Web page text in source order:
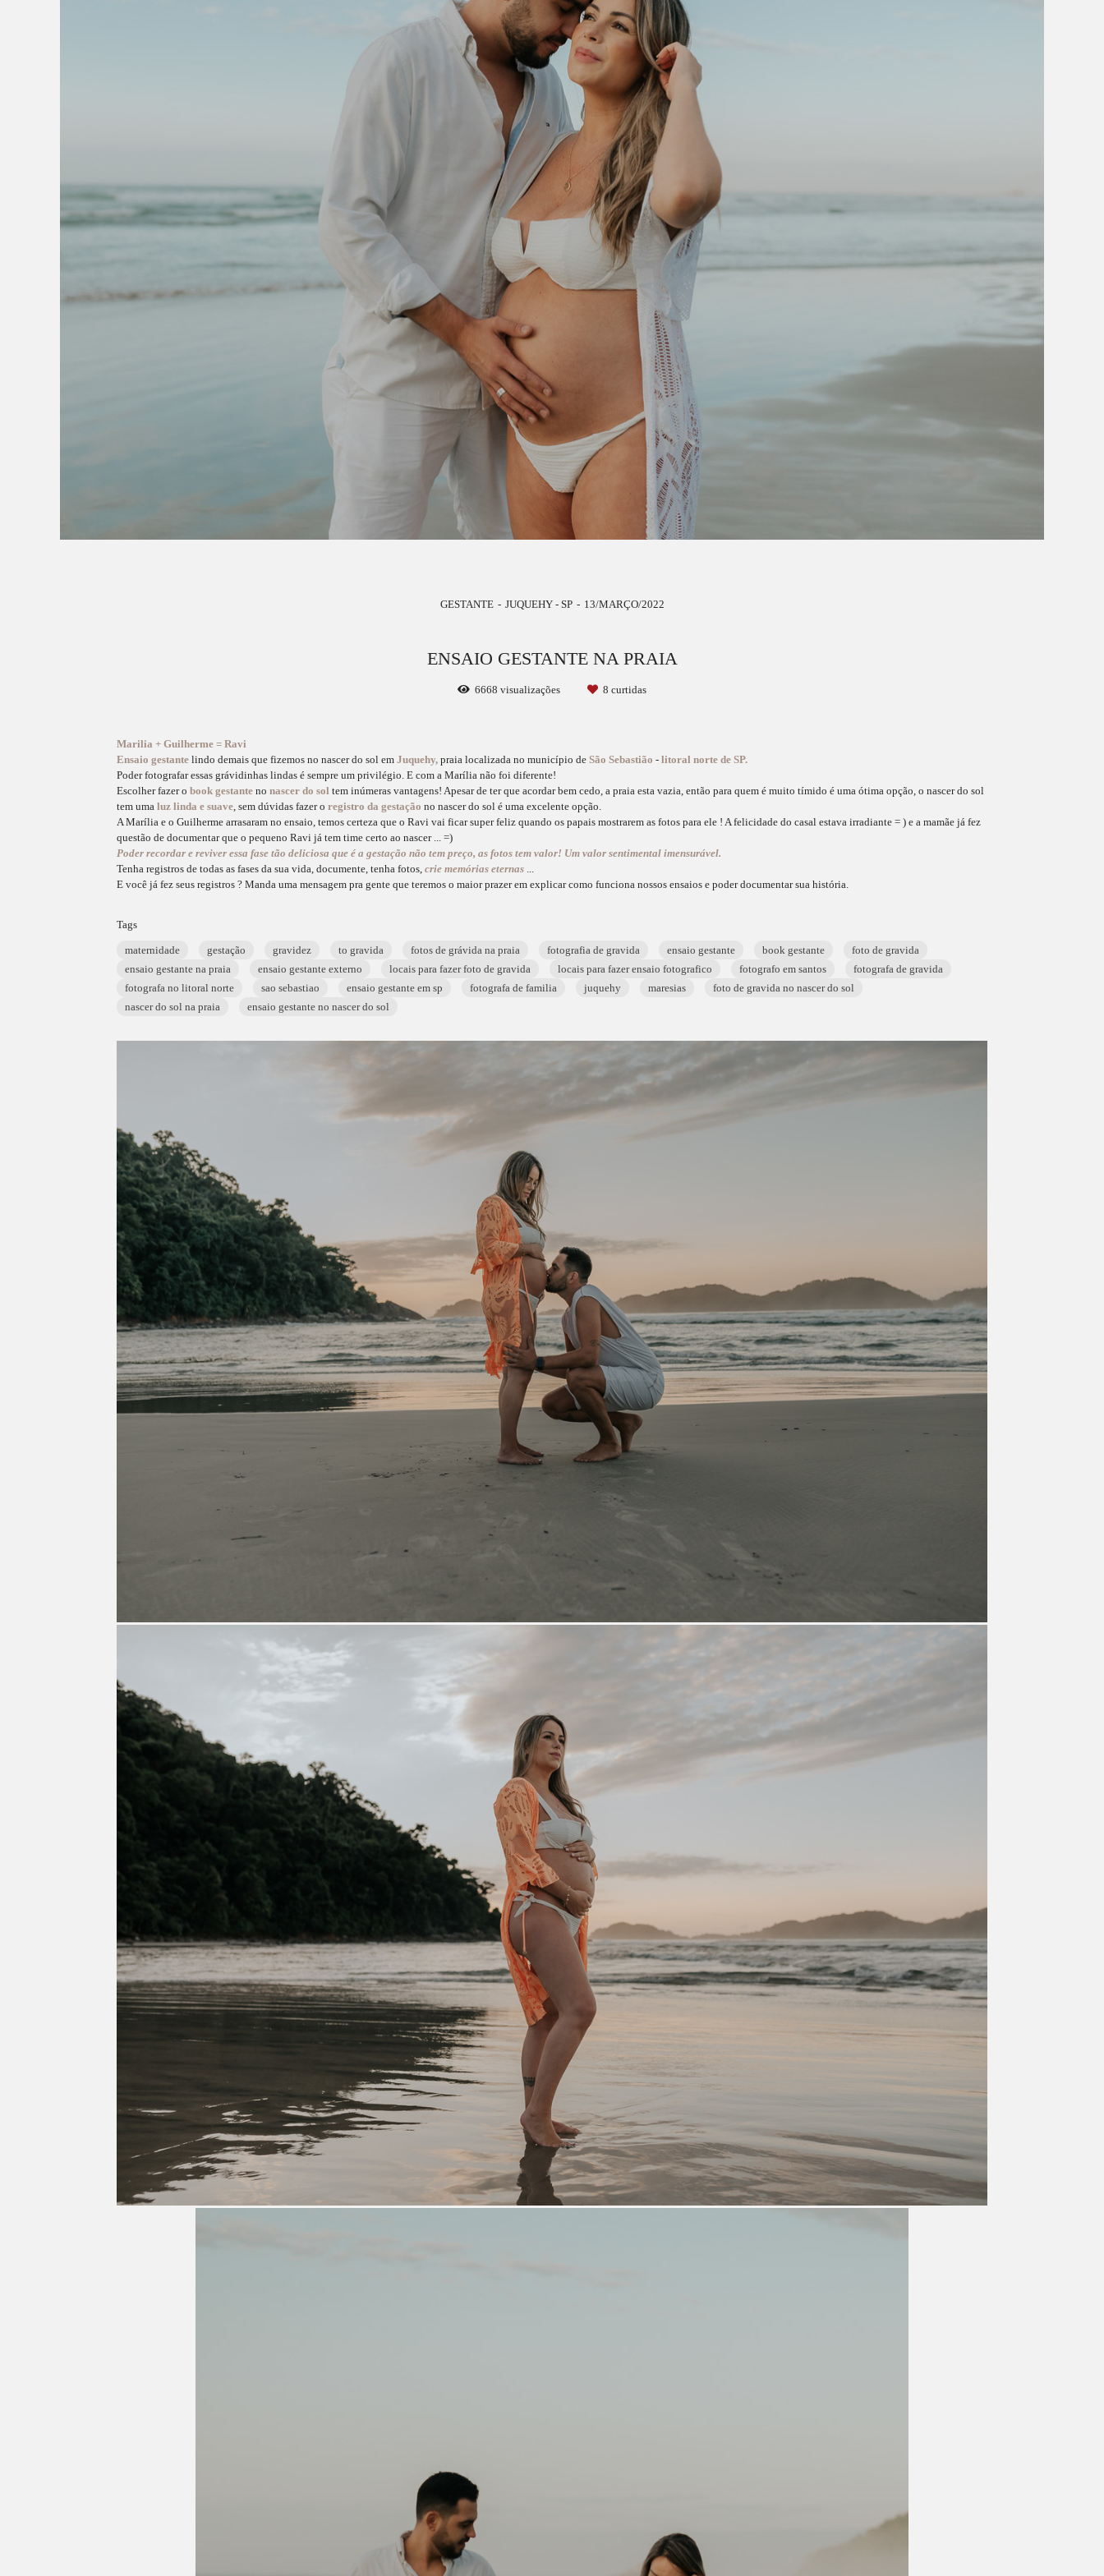
GESTANTE JUQUEHY - SP 13/MARÇO/2022
ENSAIO GESTANTE NA PRAIA
6668 visualizações 8 curtidas
Marilia + Guilherme = Ravi
Ensaio gestante lindo demais que fizemos no nascer do sol em Juquehy, praia localizada no município de São Sebastião - litoral norte de SP.
Poder fotografar essas grávidinhas lindas é sempre um privilégio. E com a Marília não foi diferente!
Escolher fazer o book gestante no nascer do sol tem inúmeras vantagens! Apesar de ter que acordar bem cedo, a praia esta vazia, então para quem é muito tímido é uma ótima opção, o nascer do sol
tem uma luz linda e suave, sem dúvidas fazer o registro da gestação no nascer do sol é uma excelente opção.
A Marília e o Guilherme arrasaram no ensaio, temos certeza que o Ravi vai ficar super feliz quando os papais mostrarem as fotos para ele ! A felicidade do casal estava irradiante = ) e a mamãe já fez
questão de documentar que o pequeno Ravi já tem time certo ao nascer ... =)
Poder recordar e reviver essa fase tão deliciosa que é a gestação não tem preço, as fotos tem valor! Um valor sentimental imensurável.
Tenha registros de todas as fases da sua vida, documente, tenha fotos, crie memórias eternas ...
E você já fez seus registros ? Manda uma mensagem pra gente que teremos o maior prazer em explicar como funciona nossos ensaios e poder documentar sua história.
Tags
maternidade gestação gravidez to gravida fotos de grávida na praia fotografia de gravida ensaio gestante book gestante
foto de gravida
ensaio gestante na praia
ensaio gestante externo locais para fazer foto de gravida locais para fazer ensaio fotografico fotografo em santos
fotografa de gravida
fotografa no litoral norte
sao sebastiao ensaio gestante em sp fotografa de familia juquehy maresias
foto de gravida no nascer do sol
nascer do sol na praia
ensaio gestante no nascer do sol